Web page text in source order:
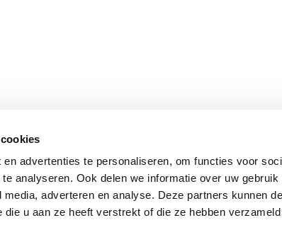
advertenties te personaliseren, om functies voor
analyseren. Ook delen we informatie over uw gebruik
adverteren en analyse. Deze partners kunnen
u aan ze heeft verstrekt of die ze hebben